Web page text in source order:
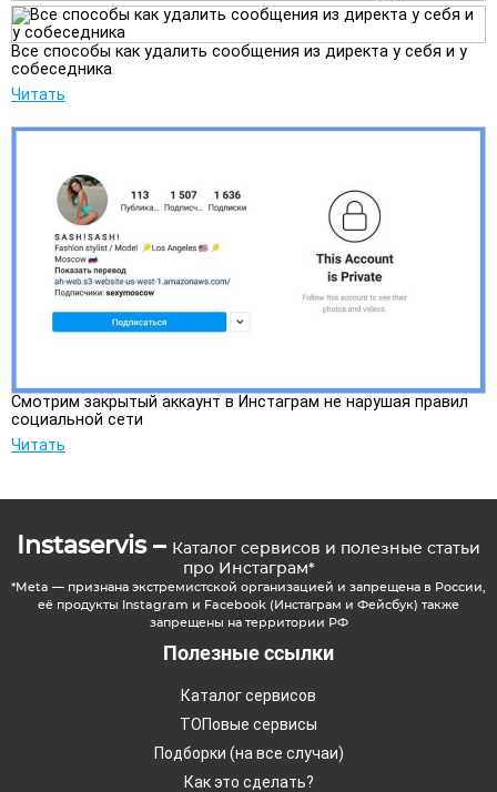
Все способы как удалить сообщения из директа у себя и у
собеседника
Читать
Смотрим закрытый аккаунт в Инстаграм не нарушая правил
социальной сети
Читать
Instaservis – Каталог сервисов и полезные статьи
про Инстаграм*
*Meta — признана экстремистской организацией и запрещена в России,
её продукты Instagram и Facebook (Инстаграм и Фейсбук) также
запрещены на территории РФ
Полезные ссылки
Каталог сервисов
ТОПовые сервисы
Подборки (на все случаи)
Как это сделать?